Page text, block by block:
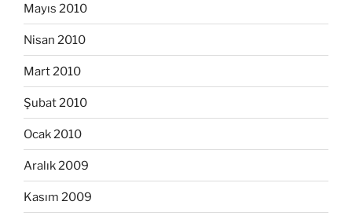
Mayıs 2010
Nisan 2010
Mart 2010
Şubat 2010
Ocak 2010
Aralık 2009
Kasım 2009